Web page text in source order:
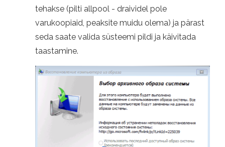
tehakse (pilti allpool - draividel pole
varukoopiaid, peaksite muidu olema) ja pärast
seda saate valida süsteemi pildi ja käivitada
taastamine.